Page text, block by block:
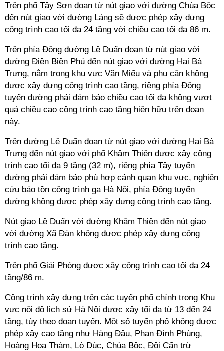
Trên phố Tây Sơn đoạn từ nút giao với đường Chùa Bộc
đến nút giao với đường Láng sẽ được phép xây dựng
công trình cao tối đa 24 tầng với chiều cao tối đa 86 m.
Trên phía Đông đường Lê Duẩn đoạn từ nút giao với
đường Điện Biên Phủ đến nút giao với đường Hai Bà
Trưng, nằm trong khu vực Văn Miếu và phụ cận không
được xây dựng công trình cao tầng, riêng phía Đông
tuyến đường phải đảm bảo chiều cao tối đa không vượt
quá chiều cao công trình cao tầng hiện hữu trên đoạn
này.
Trên đường Lê Duẩn đoạn từ nút giao với đường Hai Bà
Trưng đến nút giao với phố Khâm Thiên được xây công
trình cao tối đa 9 tầng (32 m), riêng phía Tây tuyến
đường phải đảm bảo phù hợp cảnh quan khu vực, nghiên
cứu bảo tồn công trình ga Hà Nội, phía Đông tuyến
đường không được phép xây dựng công trình cao tầng.
Nút giao Lê Duẩn với đường Khâm Thiên đến nút giao
với đường Xã Đàn không được phép xây dựng công
trình cao tầng.
Trên phố Giải Phóng được xây công trình cao tối đa 24
tầng/86 m.
Công trình xây dựng trên các tuyến phố chính trong Khu
vực nội đô lịch sử Hà Nội được xây tối đa từ 13 đến 24
tầng, tùy theo đoạn tuyến. Một số tuyến phố không được
phép xây cao tầng như Hàng Đậu, Phan Đình Phùng,
Hoàng Hoa Thám, Lò Dúc, Chùa Bộc, Đội Cấn trừ